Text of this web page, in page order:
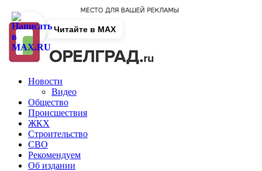
Новости
Видео
Общество
Происшествия
ЖКХ
Строительство
СВО
Рекомендуем
Об издании
Читайте в MAX